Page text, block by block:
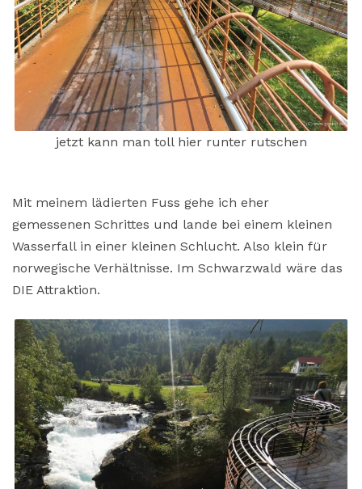
jetzt kann man toll hier runter rutschen
Mit meinem lädierten Fuss gehe ich eher
gemessenen Schrittes und lande bei einem kleinen
Wasserfall in einer kleinen Schlucht. Also klein für
norwegische Verhältnisse. Im Schwarzwald wäre das
DIE Attraktion.